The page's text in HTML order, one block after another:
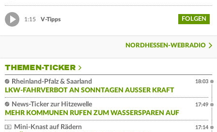
1:15 V-Tipps FOLGEN
NORDHESSEN-WEBRADIO
THEMEN-TICKER
Rheinland-Pfalz & Saarland
LKW-FAHRVERBOT AN SONNTAGEN AUSSER KRAFT
18:03
News-Ticker zur Hitzewelle
MEHR KOMMUNEN RUFEN ZUM WASSERSPAREN AUF
17:49
Mini-Knast auf Rädern
17:14